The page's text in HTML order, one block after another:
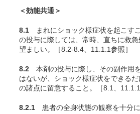
＜効能共通＞
8.1 まれにショック様症状を起こす
の投与に際しては、常時、直ちに救
望ましい。［8.2-8.4、11.1.1参照］
8.2 本剤の投与に際し、その副作用
はないが、ショック様症状をできる
の諸点に留意すること。［8.1、11.1.1
8.2.1 患者の全身状態の観察を十分に